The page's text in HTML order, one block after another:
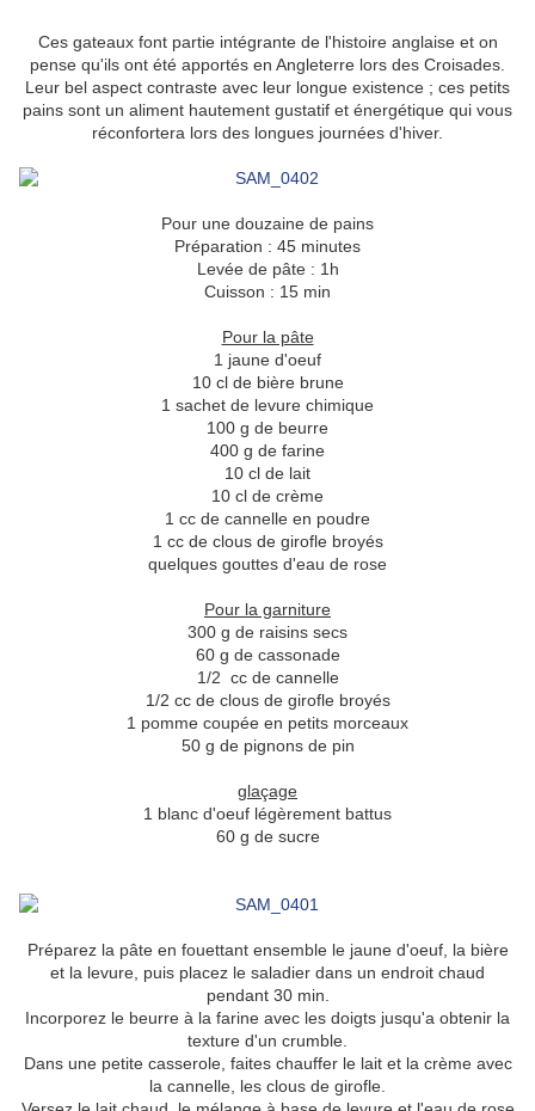
Ces gateaux font partie intégrante de l'histoire anglaise et on
pense qu'ils ont été apportés en Angleterre lors des Croisades.
Leur bel aspect contraste avec leur longue existence ; ces petits
pains sont un aliment hautement gustatif et énergétique qui vous
réconfortera lors des longues journées d'hiver.
Pour une douzaine de pains
Préparation : 45 minutes
Levée de pâte : 1h
Cuisson : 15 min
Pour la pâte
1 jaune d'oeuf
10 cl de bière brune
1 sachet de levure chimique
100 g de beurre
400 g de farine
10 cl de lait
10 cl de crème
1 cc de cannelle en poudre
1 cc de clous de girofle broyés
quelques gouttes d'eau de rose
Pour la garniture
300 g de raisins secs
60 g de cassonade
1/2 cc de cannelle
1/2 cc de clous de girofle broyés
1 pomme coupée en petits morceaux
50 g de pignons de pin
glaçage
1 blanc d'oeuf légèrement battus
60 g de sucre
Préparez la pâte en fouettant ensemble le jaune d'oeuf, la bière
et la levure, puis placez le saladier dans un endroit chaud
pendant 30 min.
Incorporez le beurre à la farine avec les doigts jusqu'a obtenir la
texture d'un crumble.
Dans une petite casserole, faites chauffer le lait et la crème avec
la cannelle, les clous de girofle.